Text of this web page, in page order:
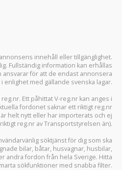
innehåll eller tillgänglighet.
Fullständig information kan erhållas
ansvarar för att de endast annonsera
enlighet med gällande svenska lagar.
reg.nr. Ett påhittat V-reg.nr kan anges i
fordonet saknar ett riktigt reg.nr
helt nytt eller har importerats och ej
reg.nr av Transportstyrelsen än).
söktjänst för dig som ska
bilar, båtar, husvagnar, husbilar,
andra fordon från hela Sverige. Hitta
sökfunktioner med snabba filter.